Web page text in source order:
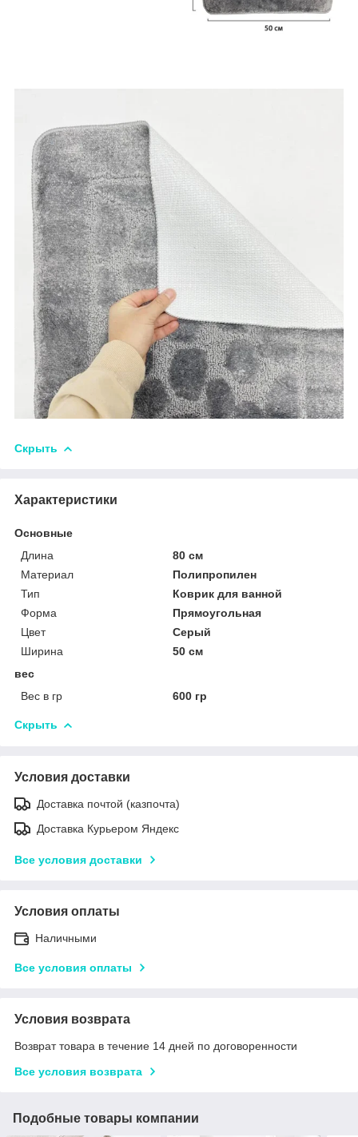
Скрыть
Характеристики
Основные
Длина
80 см
Материал
Полипропилен
Тип
Коврик для ванной
Форма
Прямоугольная
Цвет
Серый
Ширина
50 см
вес
Вес в гр
600 гр
Скрыть
Условия доставки
Доставка почтой (казпочта)
Доставка Курьером Яндекс
Все условия доставки
Условия оплаты
Наличными
Все условия оплаты
Условия возврата
Возврат товара в течение 14 дней по договоренности
Все условия возврата
Подобные товары компании